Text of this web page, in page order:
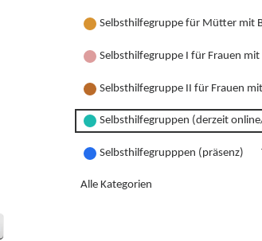
Selbsthilfegruppe für Mütter mit
Selbsthilfegruppe I für Frauen
Selbsthilfegruppe II für Frauen
Selbsthilfegruppen (derzeit
Selbsthilfegrupppen (präsenz)
Alle Kategorien